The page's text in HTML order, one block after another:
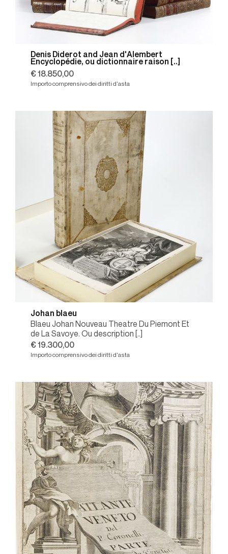
Denis Diderot and Jean d'Alembert
Encyclopédie, ou dictionnaire raison [..]
€ 18.850,00
Importo comprensivo dei diritti d'asta
Johan blaeu
Blaeu Johan Nouveau Theatre Du Piemont Et
de La Savoye. Ou description [..]
€ 19.300,00
Importo comprensivo dei diritti d'asta